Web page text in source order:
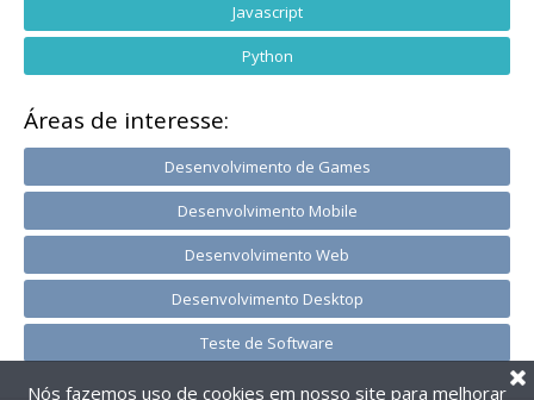
Javascript
Python
Áreas de interesse:
Desenvolvimento de Games
Desenvolvimento Mobile
Desenvolvimento Web
Desenvolvimento Desktop
Teste de Software
Nós fazemos uso de cookies em nosso site para melhorar